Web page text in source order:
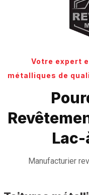
Votre expert
métalliques de
Manufacturier